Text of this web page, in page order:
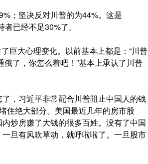
；坚决反对川普的为44%。这是
已经不足30%了。
巨大心理变化。以前基本上都是：“川普
俄了，你怎么着吧！”基本上承认了川普
，习近平非常配合川普阻止中国人的钱
住绝大部分。美国最近几年的房市股
炒房赚了大钱的很多百姓。没有了中国
旦有风吹草动，就呼啦啦了。一旦股市